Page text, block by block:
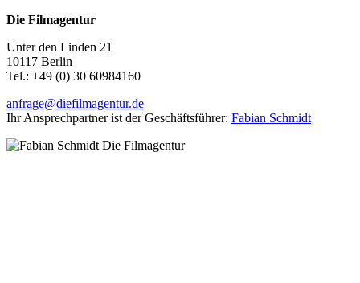
Die Filmagentur
Unter den Linden 21
10117 Berlin
Tel.: +49 (0) 30 60984160
anfrage@diefilmagentur.de
Ihr Ansprechpartner ist der Geschäftsführer: Fabian Schmidt